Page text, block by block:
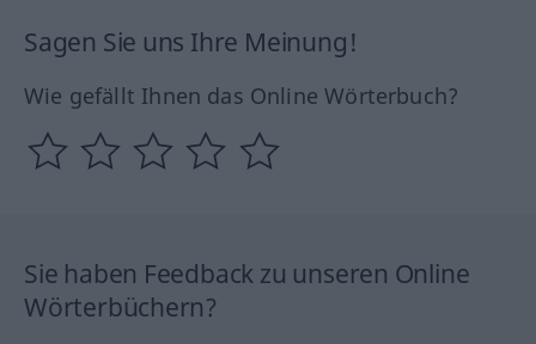
Sagen Sie uns Ihre Meinung!
Wie gefällt Ihnen das Online Wörterbuch?
Sie haben Feedback zu unseren Online
Wörterbüchern?